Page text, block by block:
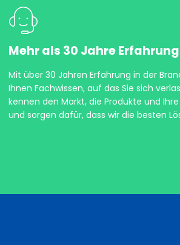
Mehr als 30 Jahre Erfahrung
Mit über 30 Jahren Erfahrung in der
Ihnen Fachwissen, auf das Sie sich
kennen den Markt, die Produkte und
und sorgen dafür, dass wir die besten